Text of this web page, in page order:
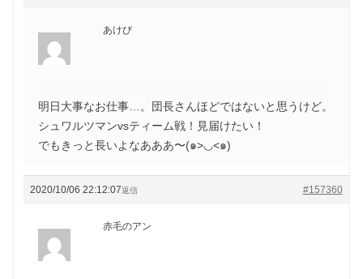
あけび
明日大事なお仕事…。団長さんほどではないと思うけど。
シュワルツマンvsティーム戦！見届けたい！
でもきっと長いよなあああ〜(๑>◡<๑)
2020/10/06 22:12:07 #157360
返信
赤毛のアン